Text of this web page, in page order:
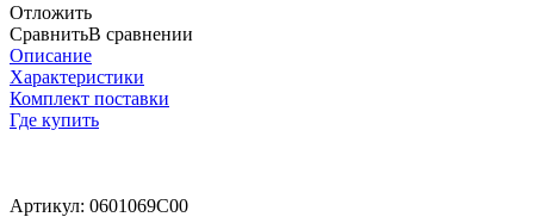
Отложить
СравнитьВ сравнении
Описание
Характеристики
Комплект поставки
Где купить
Артикул: 0601069C00